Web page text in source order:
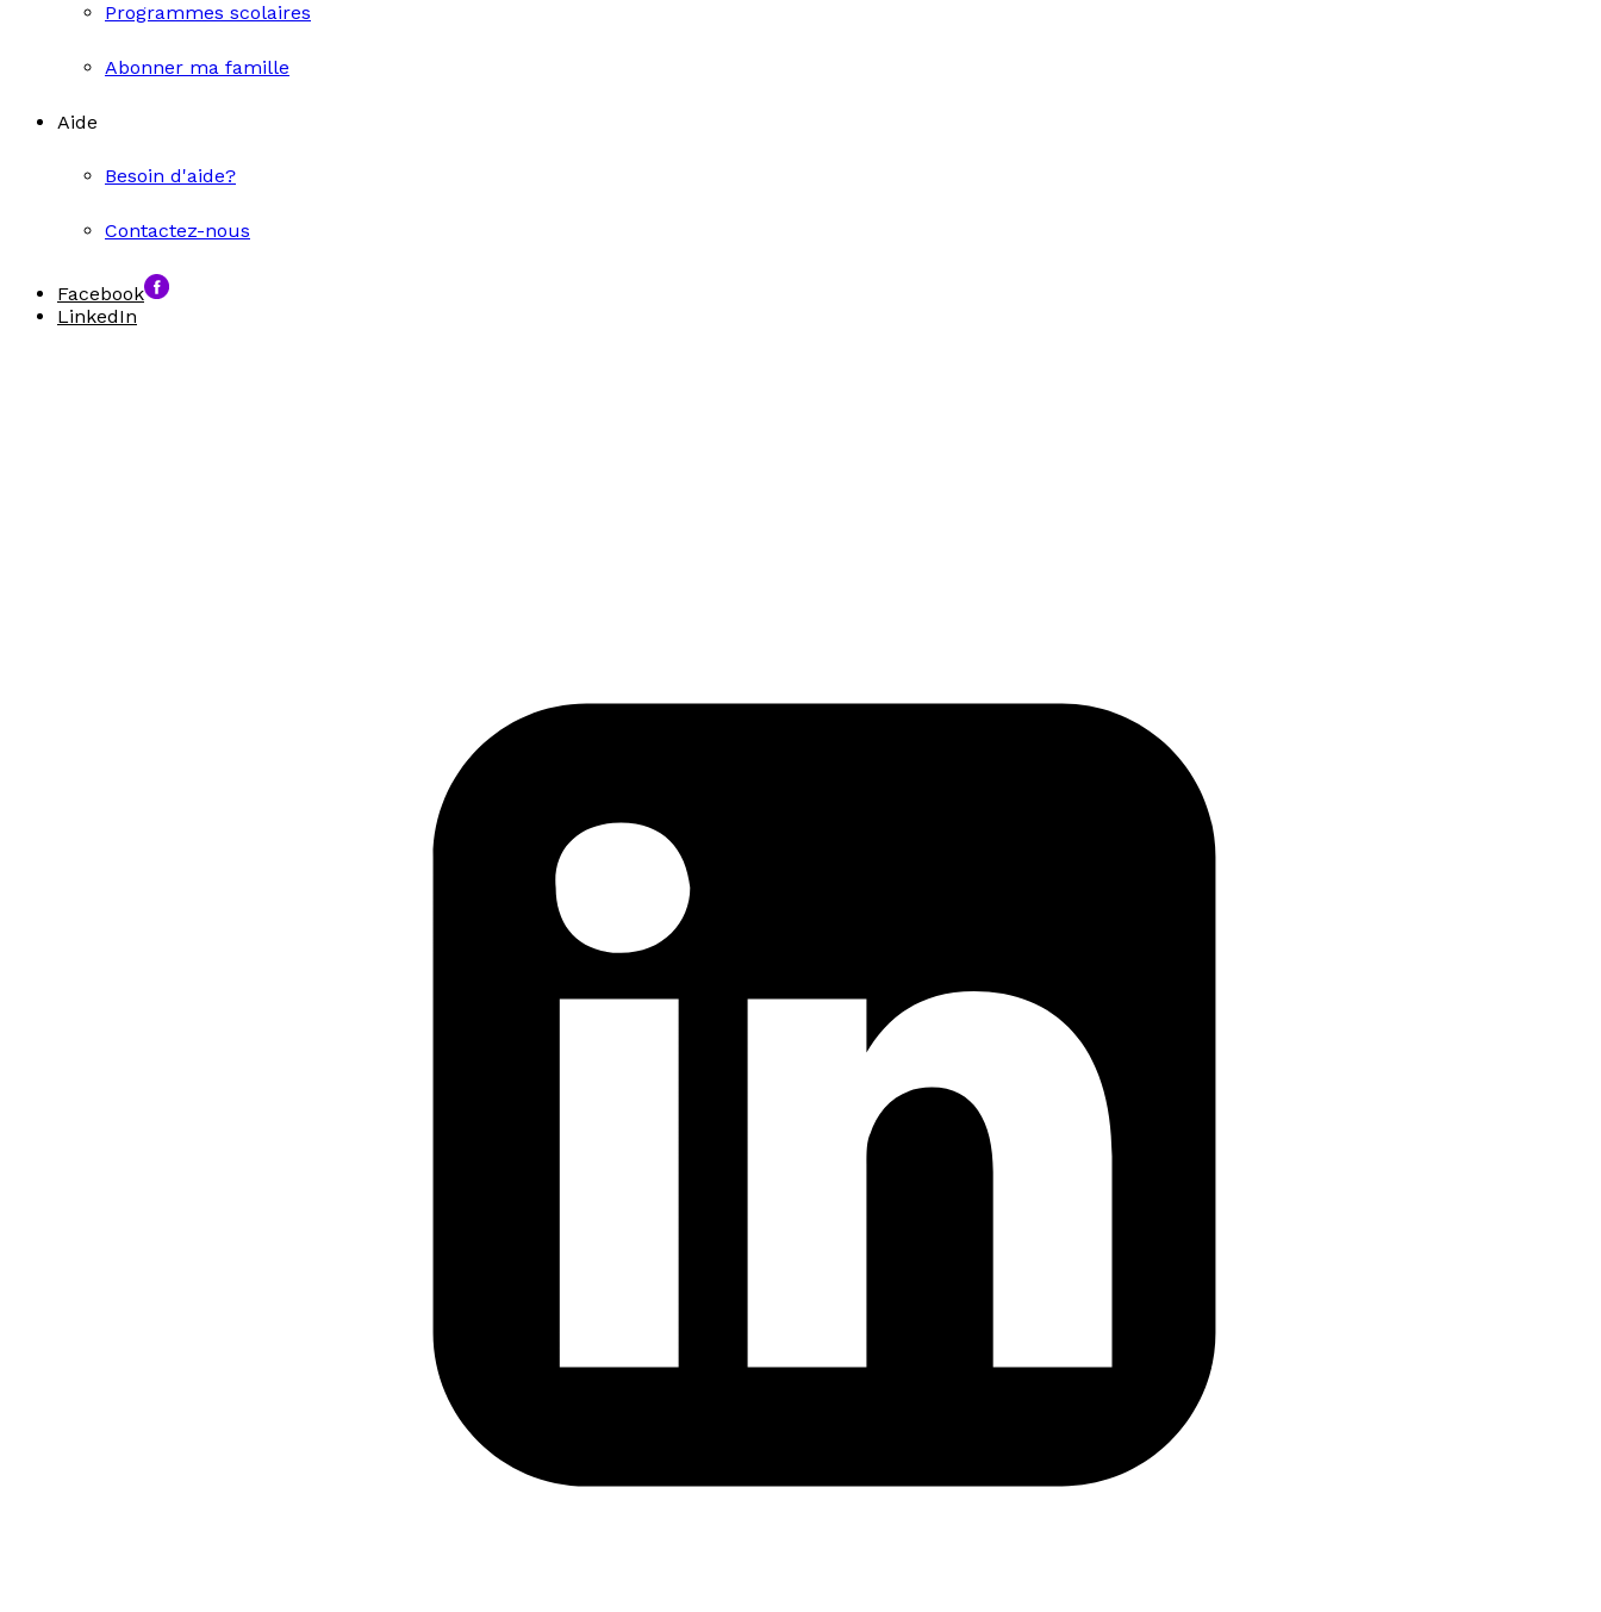
Programmes scolaires
Abonner ma famille
Aide
Besoin d'aide?
Contactez-nous
Facebook
LinkedIn